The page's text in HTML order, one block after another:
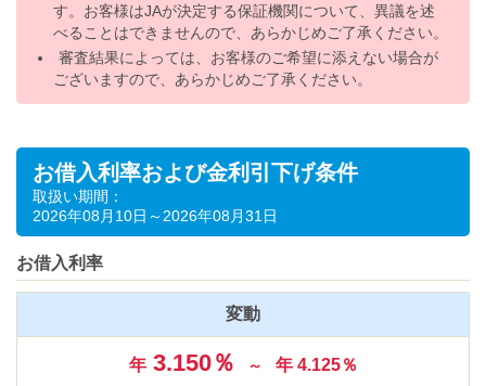
す。お客様はJAが決定する保証機関について、異議を述
べることはできませんので、あらかじめご了承ください。
審査結果によっては、お客様のご希望に添えない場合が
ございますので、あらかじめご了承ください。
お借入利率および金利引下げ条件
取扱い期間：
2026年08月10日～2026年08月31日
お借入利率
変動
年3.150％ ～ 年 4.125％